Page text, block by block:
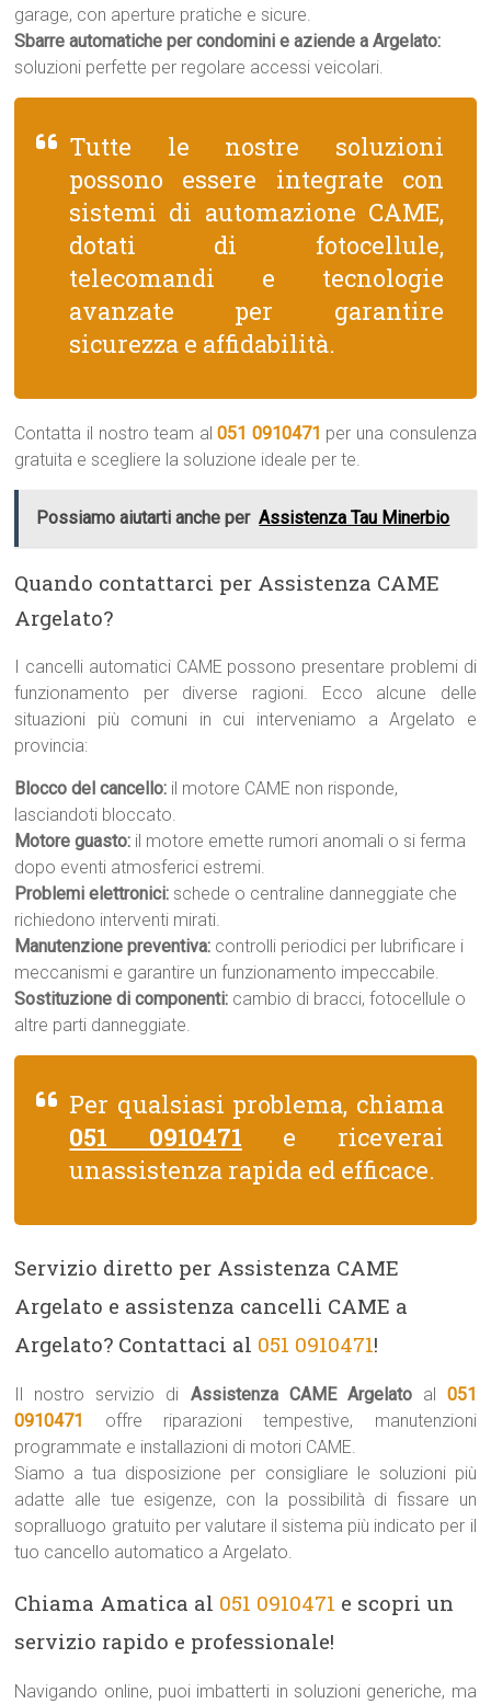
garage, con aperture pratiche e sicure.
Sbarre automatiche per condomini e aziende a Argelato:
soluzioni perfette per regolare accessi veicolari.
Tutte le nostre soluzioni
possono essere integrate con
sistemi di automazione CAME,
dotati di fotocellule,
telecomandi e tecnologie
avanzate per garantire
sicurezza e affidabilità.
Contatta il nostro team al051 0910471 per una consulenza
gratuita e scegliere la soluzione ideale per te.
Possiamo aiutarti anche per Assistenza Tau Minerbio
Quando contattarci per Assistenza CAME
Argelato?
I cancelli automatici CAME possono presentare problemi di
funzionamento per diverse ragioni. Ecco alcune delle
situazioni più comuni in cui interveniamo a Argelato e
provincia:
Blocco del cancello: il motore CAME non risponde,
lasciandoti bloccato.
Motore guasto: il motore emette rumori anomali o si ferma
dopo eventi atmosferici estremi.
Problemi elettronici: schede o centraline danneggiate che
richiedono interventi mirati.
Manutenzione preventiva: controlli periodici per lubrificare i
meccanismi e garantire un funzionamento impeccabile.
Sostituzione di componenti: cambio di bracci, fotocellule o
altre parti danneggiate.
Per qualsiasi problema, chiama
051 0910471 e riceverai
unassistenza rapida ed efficace.
Servizio diretto per Assistenza CAME
Argelato e assistenza cancelli CAME a
Argelato? Contattaci al 051 0910471!
Il nostro servizio di Assistenza CAME Argelatoal 051
0910471
offre riparazioni tempestive, manutenzioni
programmate e installazioni di motori CAME.
Siamo a tua disposizione per consigliare le soluzioni più
adatte alle tue esigenze, con la possibilità di fissare un
sopralluogo gratuito per valutare il sistema più indicato per il
tuo cancello automatico a Argelato.
Chiama Amatica al 051 0910471 e scopri un
servizio rapido e professionale!
Navigando online, puoi imbatterti in soluzioni generiche, ma